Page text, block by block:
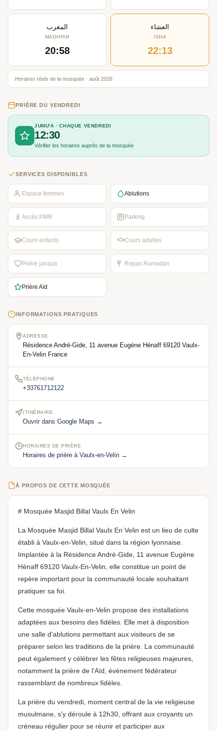
المغرب
MAGHRIB
20:58
العشاء
ISHA
22:13
Horaires réels de la mosquée · août 2026
PRIÈRE DU VENDREDI
JUMU'A · CHAQUE VENDREDI
12:30
Vérifier les horaires auprès de la mosquée
SERVICES DISPONIBLES
Espace femmes Ablutions
Accès PMR Parking
Cours enfants Cours adultes
Prière janaza Repas Ramadan
Prière Aïd
INFORMATIONS PRATIQUES
ADRESSE
Résidence André-Gide, 11 avenue Eugène Hénaff 69120 Vaulx-
En-Velin France
TÉLÉPHONE
+33761712122
ITINÉRAIRE
Ouvrir dans Google Maps →
HORAIRES DE PRIÈRE
Horaires de prière à Vaulx-en-Velin →
À PROPOS DE CETTE MOSQUÉE
# Mosquée Masjid Billal Vaulx En Velin
La Mosquée Masjid Billal Vaulx En Velin est un lieu de culte
établi à Vaulx-en-Velin, situé dans la région lyonnaise.
Implantée à la Résidence André-Gide, 11 avenue Eugène
Hénaff 69120 Vaulx-En-Velin, elle constitue un point de
repère important pour la communauté locale souhaitant
pratiquer sa foi.
Cette mosquée Vaulx-en-Velin propose des installations
adaptées aux besoins des fidèles. Elle met à disposition
une salle d'ablutions permettant aux visiteurs de se
préparer selon les traditions de la prière. La communauté
peut également y célébrer les fêtes religieuses majeures,
notamment la prière de l'Aïd, événement fédérateur
rassemblant de nombreux fidèles.
La prière du vendredi, moment central de la vie religieuse
musulmane, s'y déroule à 12h30, offrant aux croyants un
créneau régulier pour se réunir et participer aux